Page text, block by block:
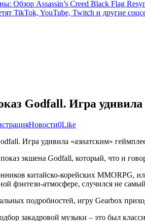
Обзор Assassin’s Creed Black Flag
TikTok, YouTube, Twitch и другие
Godfall. Игра удивила
Новости0Like
экшена Godfall, который, что и
китайско-корейских MMORPG,
фэнтези-атмосфере, случился не
подробностей, игру Gearbox
закадровой музыки – это был